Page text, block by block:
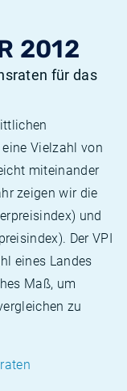
2012
für das
Vielzahl von
miteinander
zeigen wir die
und
Der VPI
eines Landes
Maß, um
zu